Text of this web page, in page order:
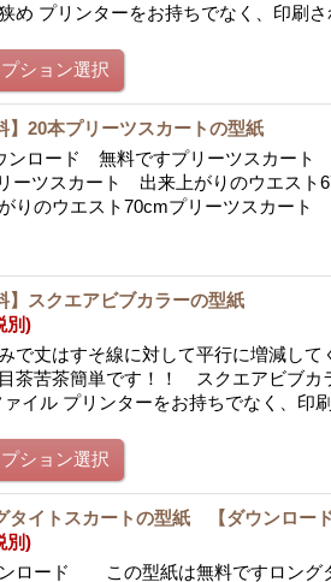
め プリンターをお持ちでなく、印刷
】20本プリーツスカートの型紙
ンロード 無料ですプリーツスカート
ーツスカート 出来上がりのウエスト
りのウエスト70cmプリーツスカー
】スクエアビブカラーの型紙
別)
で丈はすそ線に対して平行に増減して
茶苦茶簡単です！！ スクエアビ
ァイル プリンターをお持ちでなく、印
タイトスカートの型紙 【ダウンロード
別)
ロード この型紙は無料ですロング